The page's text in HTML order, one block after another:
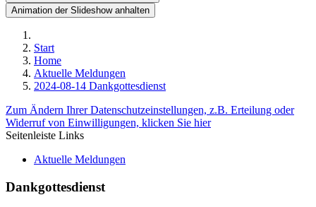
Animation der Slideshow anhalten
Start
Home
Aktuelle Meldungen
2024-08-14 Dankgottesdienst
Zum Ändern Ihrer Datenschutzeinstellungen, z.B. Erteilung oder
Widerruf von Einwilligungen, klicken Sie hier
Seitenleiste Links
Aktuelle Meldungen
Dankgottesdienst